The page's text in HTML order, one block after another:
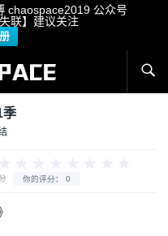
chaospace2019 公众号
联】建议关注
季